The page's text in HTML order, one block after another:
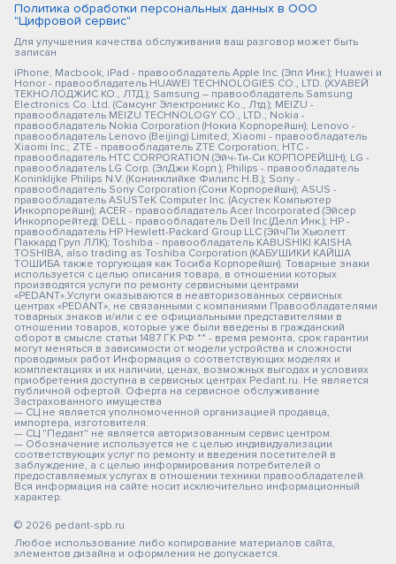
Политика обработки персональных данных в ООО
"Цифровой сервис"
Для улучшения качества обслуживания ваш разговор может быть
записан
iPhone, Macbook, iPad - правообладатель Apple Inc. (Эпл Инк.); Huawei и
Honor - правообладатель HUAWEI TECHNOLOGIES CO., LTD. (ХУАВЕЙ
ТЕКНОЛОДЖИС КО., ЛТД.); Samsung – правообладатель Samsung
Electronics Co. Ltd. (Самсунг Электроникс Ко., Лтд.); MEIZU -
правообладатель MEIZU TECHNOLOGY CO., LTD.; Nokia -
правообладатель Nokia Corporation (Нокиа Корпорейшн); Lenovo -
правообладатель Lenovo (Beijing) Limited; Xiaomi - правообладатель
Xiaomi Inc.; ZTE - правообладатель ZTE Corporation; HTC -
правообладатель HTC CORPORATION (Эйч-Ти-Си КОРПОРЕЙШН); LG -
правообладатель LG Corp. (ЭлДжи Корп.); Philips - правообладатель
Koninklijke Philips N.V. (Конинклийке Филипс Н.В.); Sony -
правообладатель Sony Corporation (Сони Корпорейшн); ASUS -
правообладатель ASUSTeK Computer Inc. (Асустек Компьютер
Инкорпорейшн); ACER - правообладатель Acer Incorporated (Эйсер
Инкорпорейтед); DELL - правообладатель Dell Inc.(Делл Инк.); HP -
правообладатель HP Hewlett-Packard Group LLC (ЭйчПи Хьюлетт
Паккард Груп ЛЛК); Toshiba - правообладатель KABUSHIKI KAISHA
TOSHIBA, also trading as Toshiba Corporation (КАБУШИКИ КАЙША
ТОШИБА также торгующая как Тосиба Корпорейшн). Товарные знаки
используется с целью описания товара, в отношении которых
производятся услуги по ремонту сервисными центрами
«PEDANT».Услуги оказываются в неавторизованных сервисных
центрах «PEDANT», не связанными с компаниями Правообладателями
товарных знаков и/или с ее официальными представителями в
отношении товаров, которые уже были введены в гражданский
оборот в смысле статьи 1487 ГК РФ ** - время ремонта, срок гарантии
могут меняться в зависимости от модели устройства и сложности
проводимых работ Информация о соответствующих моделях и
комплектациях и их наличии, ценах, возможных выгодах и условиях
приобретения доступна в сервисных центрах Pedant.ru. Не является
публичной офертой. Оферта на сервисное обслуживание
Застрахованного имущества
— СЦ не является уполномоченной организацией продавца,
импортера, изготовителя.
— СЦ "Педант" не является авторизованным сервис центром.
— Обозначение используется не с целью индивидуализации
соответствующих услуг по ремонту и введения посетителей в
заблуждение, а с целью информирования потребителей о
предоставляемых услугах в отношении техники правообладателей.
Вся информация на сайте носит исключительно информационный
характер.
© 2026 pedant-spb.ru
Любое использование либо копирование материалов сайта,
элементов дизайна и оформления не допускается.